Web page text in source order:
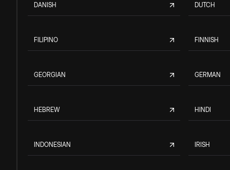
DANISH DUTCH
FILIPINO FINNISH
GEORGIAN GERMAN
HEBREW HINDI
INDONESIAN IRISH